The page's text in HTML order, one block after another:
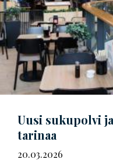
Uusi sukupolvi
tarinaa
20.03.2026